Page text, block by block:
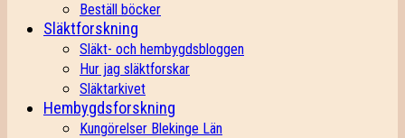
Beställ böcker
Släktforskning
Släkt- och hembygdsbloggen
Hur jag släktforskar
Släktarkivet
Hembygdsforskning
Kungörelser Blekinge Län